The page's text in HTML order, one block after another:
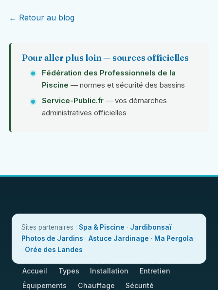
← Retour au blog
Pour aller plus loin — sources officielles
Fédération des Professionnels de la
Piscine — normes et sécurité des bassins
Service-Public.fr — vos démarches
administratives officielles
Sites partenaires : Spa & Piscine · Jardibonsaï·
Photos de Jardins ·Astuce Jardinage · Ma Pergola
· Orée des Landes
Accueil Types Installation
Entretien
Équipements
Chauffage Sécurité